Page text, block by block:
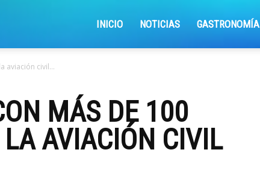
INICIO NOTICIAS GASTRONOMÍA
aviación civil...
MÁS DE 100
LA AVIACIÓN CIVIL